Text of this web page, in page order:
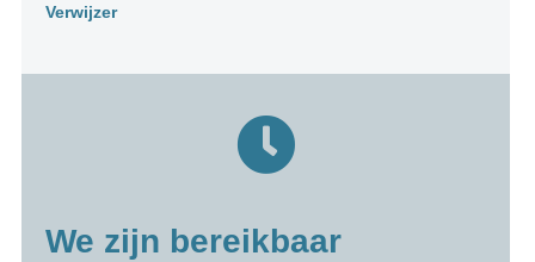
Verwijzer
We zijn bereikbaar